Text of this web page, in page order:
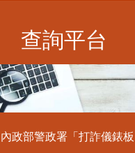
查詢平台
內政部警政署「打詐儀錶板